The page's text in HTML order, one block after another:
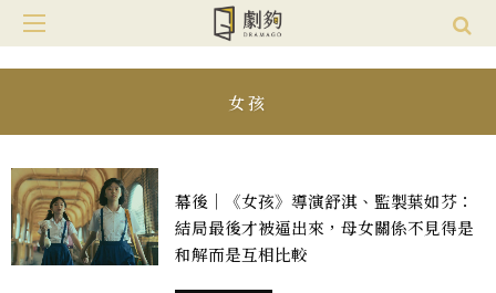
女孩
幕後｜《女孩》導演舒淇、監製葉如芬：
結局最後才被逼出來，母女關係不見得是
和解而是互相比較